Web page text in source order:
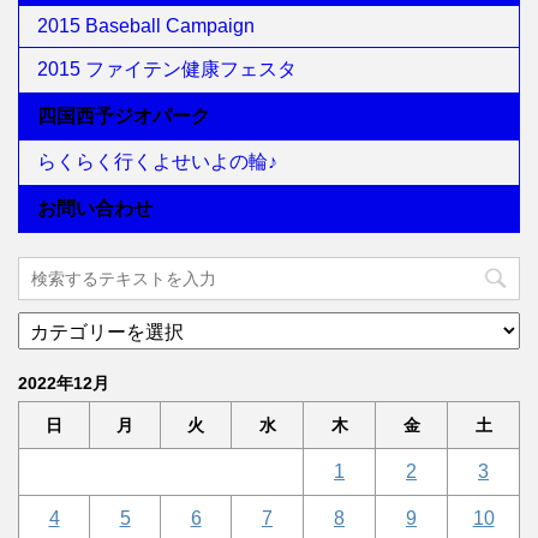
2015 Baseball Campaign
2015 ファイテン健康フェスタ
四国西予ジオパーク
らくらく行くよせいよの輪♪
お問い合わせ
2022年12月
日 月 火 水 木 金 土
1 2 3
4 5 6 7 8 9 10